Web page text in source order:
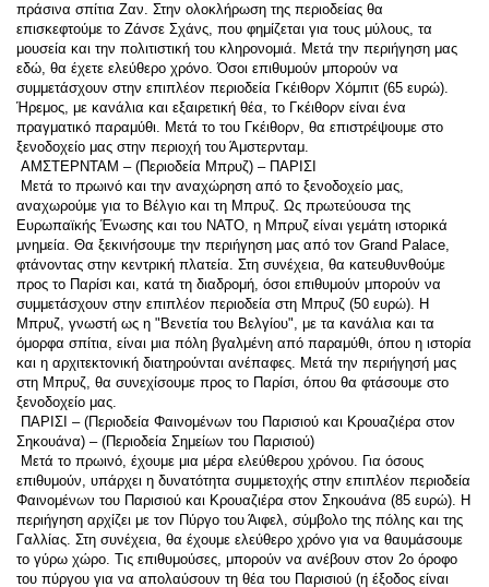
πράσινα σπίτια Ζαν. Στην ολοκλήρωση της περιοδείας θα
επισκεφτούμε το Ζάνσε Σχάνς, που φημίζεται για τους μύλους, τα
μουσεία και την πολιτιστική του κληρονομιά. Μετά την περιήγηση μας
εδώ, θα έχετε ελεύθερο χρόνο. Όσοι επιθυμούν μπορούν να
συμμετάσχουν στην επιπλέον περιοδεία Γκέιθορν Χόμπιτ (65 ευρώ).
Ήρεμος, με κανάλια και εξαιρετική θέα, το Γκέιθορν είναι ένα
πραγματικό παραμύθι. Μετά το του Γκέιθορν, θα επιστρέψουμε στο
ξενοδοχείο μας στην περιοχή του Άμστερνταμ.
ΑΜΣΤΕΡΝΤΑΜ – (Περιοδεία Μπρυζ) – ΠΑΡΙΣΙ
αναχωρούμε για το Βέλγιο και τη Μπρυζ. Ως πρωτεύουσα της
Ευρωπαϊκής Ένωσης και του ΝΑΤΟ, η Μπρυζ είναι γεμάτη ιστορικά
μνημεία. Θα ξεκινήσουμε την περιήγηση μας από τον Grand Palace,
φτάνοντας στην κεντρική πλατεία. Στη συνέχεια, θα κατευθυνθούμε
προς το Παρίσι και, κατά τη διαδρομή, όσοι επιθυμούν μπορούν να
συμμετάσχουν στην επιπλέον περιοδεία στη Μπρυζ (50 ευρώ). Η
Μπρυζ, γνωστή ως η "Βενετία του Βελγίου", με τα κανάλια και τα
όμορφα σπίτια, είναι μια πόλη βγαλμένη από παραμύθι, όπου η ιστορία
και η αρχιτεκτονική διατηρούνται ανέπαφες. Μετά την περιήγησή μας
στη Μπρυζ, θα συνεχίσουμε προς το Παρίσι, όπου θα φτάσουμε στο
ξενοδοχείο μας.
Σηκουάνα) – (Περιοδεία Σημείων του Παρισιού)
επιθυμούν, υπάρχει η δυνατότητα συμμετοχής στην επιπλέον περιοδεία
Φαινομένων του Παρισιού και Κρουαζιέρα στον Σηκουάνα (85 ευρώ). Η
περιήγηση αρχίζει με τον Πύργο του Άιφελ, σύμβολο της πόλης και της
Γαλλίας. Στη συνέχεια, θα έχουμε ελεύθερο χρόνο για να θαυμάσουμε
το γύρω χώρο. Τις επιθυμούσες, μπορούν να ανέβουν στον 2ο όροφο
του πύργου για να απολαύσουν τη θέα του Παρισιού (η έξοδος είναι